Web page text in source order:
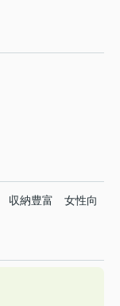
収納豊富
女性向